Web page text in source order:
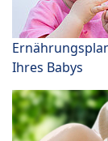
Ihres Babys